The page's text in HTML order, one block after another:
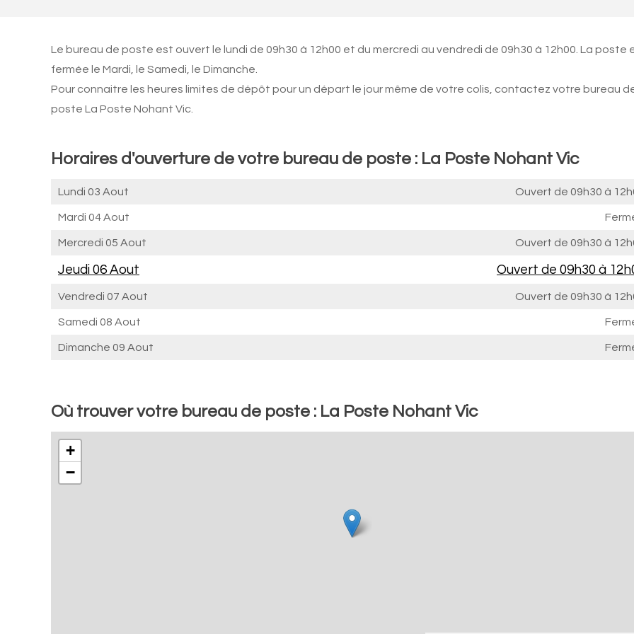
Le bureau de poste est ouvert le lundi de 09h30 à 12h00 et du mercredi au vendredi de 09h30 à 12h00. La poste
fermée le Mardi, le Samedi, le Dimanche.
Pour connaitre les heures limites de dépôt pour un départ le jour même de votre colis, contactez votre bureau
poste La Poste Nohant Vic.
Horaires d'ouverture de votre bureau de poste : La Poste Nohant Vic
Lundi 03 Aout Ouvert de 09h30 à
Mardi 04 Aout
Mercredi 05 Aout Ouvert de 09h30 à
Jeudi 06 Aout Ouvert de 09h30 à
Vendredi 07 Aout Ouvert de 09h30 à
Samedi 08 Aout
Dimanche 09 Aout
Où trouver votre bureau de poste : La Poste Nohant Vic
+
−